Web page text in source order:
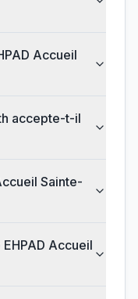
Accueil
accepte-t-il
Sainte-
Accueil